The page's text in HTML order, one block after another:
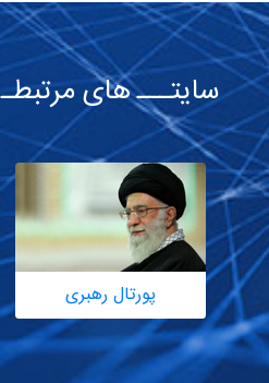
سایتـــ های مرتبطـ
پورتال رهبری